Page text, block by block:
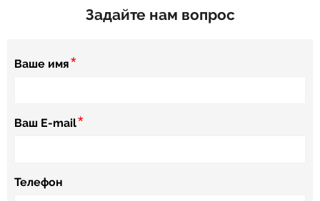
Задайте нам вопрос
Ваше имя*
Ваш E-mail*
Телефон